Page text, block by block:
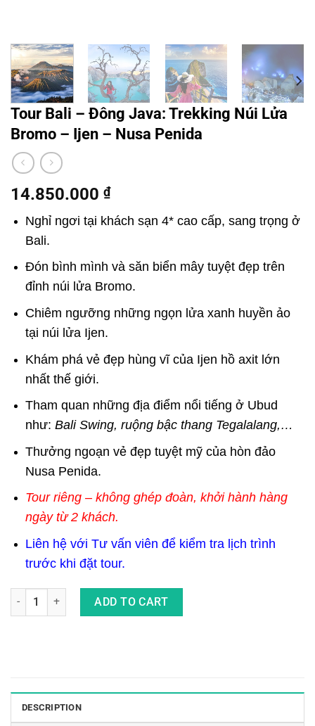
Tour Bali – Đông Java: Trekking Núi Lửa
Bromo – Ijen – Nusa Penida
14.850.000 ₫
Nghỉ ngơi tại khách sạn 4* cao cấp, sang trọng ở
Bali.
Đón bình mình và săn biển mây tuyệt đẹp trên
đỉnh núi lửa Bromo.
Chiêm ngưỡng những ngọn lửa xanh huyền ảo
tại núi lửa Ijen.
Khám phá vẻ đẹp hùng vĩ của Ijen hồ axit lớn
nhất thế giới.
Tham quan những địa điểm nổi tiếng ở Ubud
như: Bali Swing, ruộng bậc thang Tegalalang,…
Thưởng ngoạn vẻ đẹp tuyệt mỹ của hòn đảo
Nusa Penida.
Tour riêng – không ghép đoàn, khởi hành hàng
ngày từ 2 khách.
Liên hệ với Tư vấn viên để kiểm tra lịch trình
trước khi đặt tour.
Tour Bali - Đông Java: Trekking Núi Lửa Bromo - Ijen - Nusa
ADD TO CART
DESCRIPTION